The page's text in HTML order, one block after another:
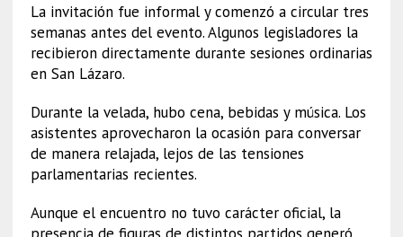
La invitación fue informal y comenzó a circular tres
semanas antes del evento. Algunos legisladores la
recibieron directamente durante sesiones ordinarias
en San Lázaro.
Durante la velada, hubo cena, bebidas y música. Los
asistentes aprovecharon la ocasión para conversar
de manera relajada, lejos de las tensiones
parlamentarias recientes.
Aunque el encuentro no tuvo carácter oficial, la